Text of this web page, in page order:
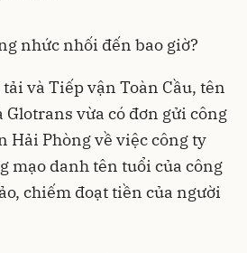
nhức nhối đến bao giờ?
và Tiếp vận Toàn Cầu, tên
Glotrans vừa có đơn gửi công
Hải Phòng về việc công ty
mạo danh tên tuổi của công
chiếm đoạt tiền của người